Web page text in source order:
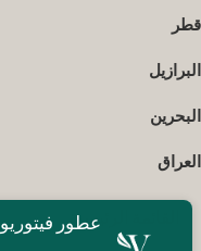
قطر
البرازيل
البحرين
العراق
القائمة الرئيسيةعطور فيتوريو